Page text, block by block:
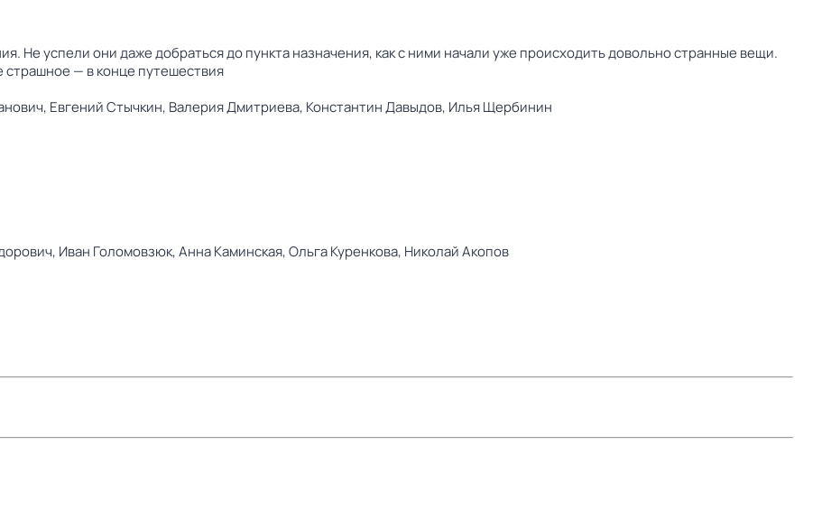
Не успели они даже добраться до пункта назначения, как с ними начали уже происходить довольно странные вещи.
— в конце путешествия
Евгений Стычкин, Валерия Дмитриева, Константин Давыдов, Илья Щербинин
Иван Голомовзюк,Анна Каминская,Ольга Куренкова, Николай Акопов